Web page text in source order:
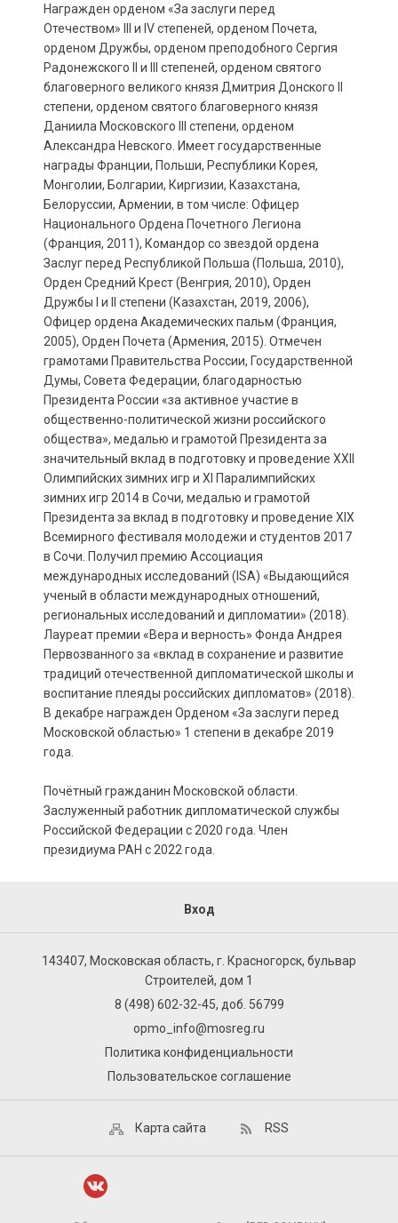
Награжден орденом «За заслуги перед
Отечеством» III и IV степеней, орденом Почета,
орденом Дружбы, орденом преподобного Сергия
Радонежского II и III степеней, орденом святого
благоверного великого князя Дмитрия Донского II
степени, орденом святого благоверного князя
Даниила Московского III степени, орденом
Александра Невского. Имеет государственные
награды Франции, Польши, Республики Корея,
Монголии, Болгарии, Киргизии, Казахстана,
Белоруссии, Армении, в том числе: Офицер
Национального Ордена Почетного Легиона
(Франция, 2011), Командор со звездой ордена
Заслуг перед Республикой Польша (Польша, 2010),
Орден Средний Крест (Венгрия, 2010), Орден
Дружбы I и II степени (Казахстан, 2019, 2006),
Офицер ордена Академических пальм (Франция,
2005), Орден Почета (Армения, 2015). Отмечен
грамотами Правительства России, Государственной
Думы, Совета Федерации, благодарностью
Президента России «за активное участие в
общественно-политической жизни российского
общества», медалью и грамотой Президента за
значительный вклад в подготовку и проведение XXII
Олимпийских зимних игр и XI Паралимпийских
зимних игр 2014 в Сочи, медалью и грамотой
Президента за вклад в подготовку и проведение XIX
Всемирного фестиваля молодежи и студентов 2017
в Сочи. Получил премию Ассоциация
международных исследований (ISA) «Выдающийся
ученый в области международных отношений,
региональных исследований и дипломатии» (2018).
Лауреат премии «Вера и верность» Фонда Андрея
Первозванного за «вклад в сохранение и развитие
традиций отечественной дипломатической школы и
воспитание плеяды российских дипломатов» (2018).
В декабре награжден Орденом «За заслуги перед
Московской областью» 1 степени в декабре 2019
года.
Почётный гражданин Московской области.
Заслуженный работник дипломатической службы
Российской Федерации с 2020 года. Член
президиума РАН с 2022 года.
Вход
143407, Московская область, г. Красногорск, бульвар
Строителей, дом 1
8 (498) 602-32-45, доб. 56799
opmo_info@mosreg.ru
Политика конфиденциальности
Пользовательское соглашение
Карта сайта RSS